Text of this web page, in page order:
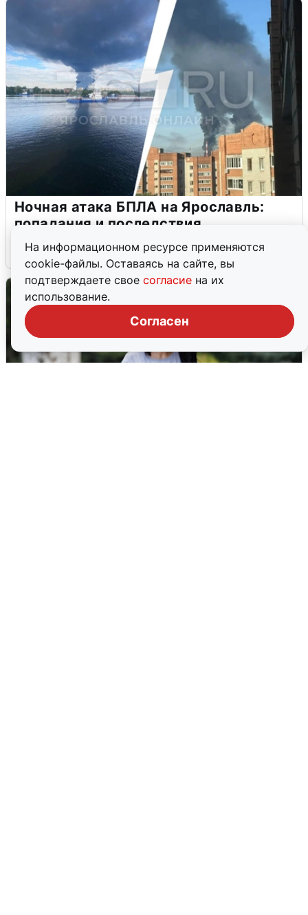
На информационном ресурсе применяются
cookie-файлы. Оставаясь на сайте, вы
подтверждаете свое согласие на их
использование.
Согласен
Ночная атака БПЛА на Ярославль:
попадания и последствия
6 августа 0